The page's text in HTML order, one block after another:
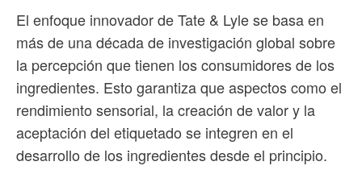
El enfoque innovador de Tate & Lyle se basa en
más de una década de investigación global sobre
la percepción que tienen los consumidores de los
ingredientes. Esto garantiza que aspectos como el
rendimiento sensorial, la creación de valor y la
aceptación del etiquetado se integren en el
desarrollo de los ingredientes desde el principio.